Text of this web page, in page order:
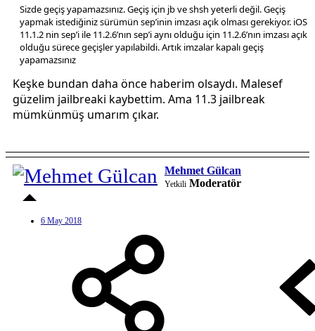
Sizde geçiş yapamazsınız. Geçiş için jb ve shsh yeterli değil. Geçiş
yapmak istediğiniz sürümün sep’inin imzası açık olması gerekiyor. iOS
11.1.2 nin sep’i ile 11.2.6’nın sep’i aynı olduğu için 11.2.6’nın imzası açık
olduğu sürece geçişler yapılabildi. Artık imzalar kapalı geçiş
yapamazsınız
Keşke bundan daha önce haberim olsaydı. Malesef
güzelim jailbreaki kaybettim. Ama 11.3 jailbreak
mümkünmüş umarım çıkar.
Mehmet Gülcan
Yetkili Moderatör
6 May 2018